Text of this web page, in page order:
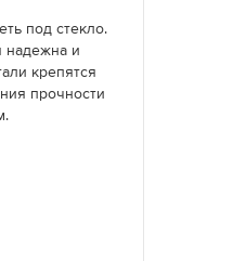
под стекло.
надежна и
крепятся
прочности